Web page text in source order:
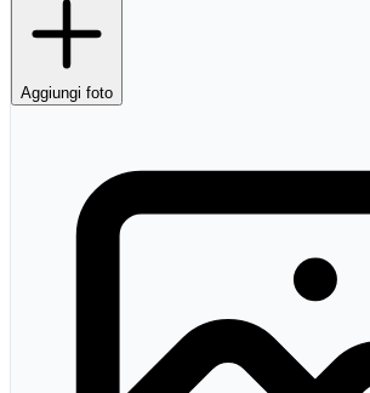
Aggiungi foto